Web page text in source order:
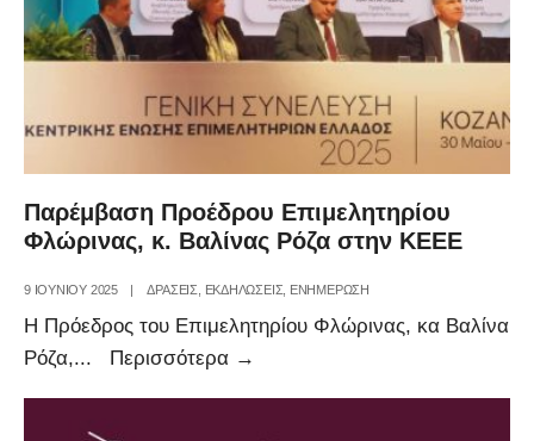
Παρέμβαση Προέδρου Επιμελητηρίου
Φλώρινας, κ. Βαλίνας Ρόζα στην ΚΕΕΕ
9 ΙΟΥΝΊΟΥ 2025 ΔΡΑΣΕΙΣ, ΕΚΔΗΛΩΣΕΙΣ, ΕΝΗΜΕΡΩΣΗ
Η Πρόεδρος του Επιμελητηρίου Φλώρινας, κα Βαλίνα
Ρόζα,... Περισσότερα →